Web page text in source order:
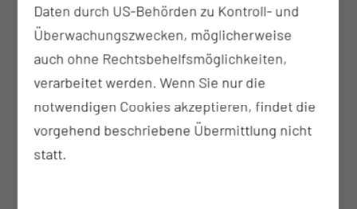
Magnetresonanztomografie (MRT)
Nuklearmedizinische Untersuchungen (z.B.
Skelettszintigrafie)
Sonografie der Gelenke, des Abdomens, der
Arterien und Venen
Nierendiagnostik (z.B. Nierenpunktion in
Zusammenarbeit mit der 2. Medizinischen
Daten durch US-Behörden zu Kontroll- und
Überwachungszwecken, möglicherweise
auch ohne Rechtsbehelfsmöglichkeiten,
verarbeitet werden. Wenn Sie nur die
notwendigen Cookies akzeptieren, findet die
vorgehend beschriebene Übermittlung nicht
statt.